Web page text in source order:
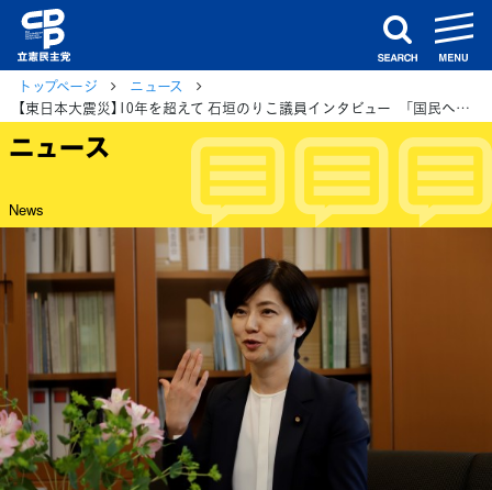
search
トップページ
ニュース
【東日本大震災】10年を超えて 石垣のりこ議員インタビュー 「国民への情報公開の充実が不可欠」 （当時、ラジオ局パーソナリティー）
ニュース
News